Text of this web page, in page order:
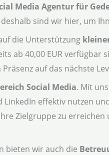
Media Agentur für
sind wir hier, um
die Unterstützung
ab 40,00 EUR verfügbar
auf das nächste
Social Media. Mit
effektiv nutzen
Zielgruppe zu
bieten wir auch die